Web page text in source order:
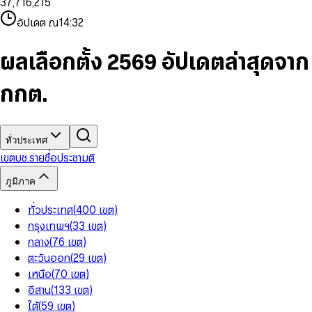
8
9
98
9
4
5
7
8
8
9
8
9
2
3
5
6
8
9
7
84
6
7
9
3
5
6
8
9
7
9
อัปเดต ณ14:32
ผลเลือกตั้ง 2569 อัปเดตล่าสุดจาก
กกต.
ทั่วประเทศ
เขตบช.รายชื่อประชามติ
ภูมิภาค
ทั่วประเทศ(400 เขต)
กรุงเทพฯ(33 เขต)
กลาง(76 เขต)
ตะวันออก(29 เขต)
เหนือ(70 เขต)
อีสาน(133 เขต)
ใต้(59 เขต)